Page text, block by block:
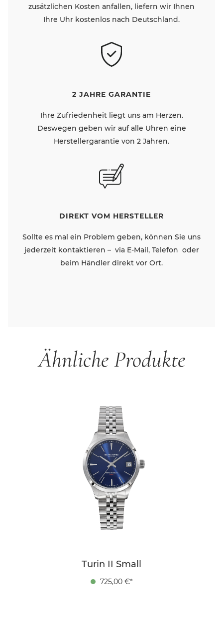
zusätzlichen Kosten anfallen, liefern wir Ihnen
Ihre Uhr kostenlos nach Deutschland.
2 JAHRE GARANTIE
Ihre Zufriedenheit liegt uns am Herzen.
Deswegen geben wir auf alle Uhren eine
Herstellergarantie von 2 Jahren.
DIREKT VOM HERSTELLER
Sollte es mal ein Problem geben, können Sie uns
jederzeit kontaktieren – via E-Mail, Telefon oder
beim Händler direkt vor Ort.
Ähnliche Produkte
Turin II Small
725,00 €*